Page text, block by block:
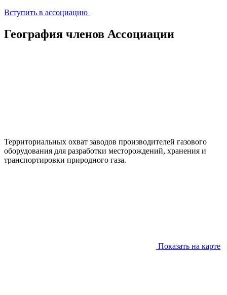
Вступить в ассоциацию
География членов Ассоциации
Территориальных охват заводов производителей газового
оборудования для разработки месторождений, хранения и
транспортировки природного газа.
Показать на карте